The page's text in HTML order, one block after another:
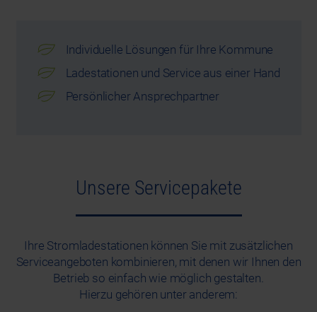
Individuelle Lösungen für Ihre Kommune
Ladestationen und Service aus einer Hand
Persönlicher Ansprechpartner
Unsere Servicepakete
Ihre Stromladestationen können Sie mit zusätzlichen
Serviceangeboten kombinieren, mit denen wir Ihnen den
Betrieb so einfach wie möglich gestalten.
Hierzu gehören unter anderem: